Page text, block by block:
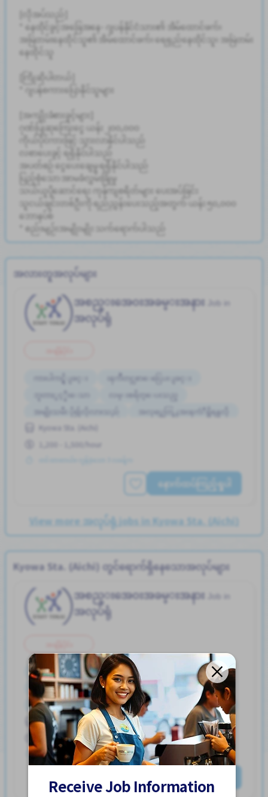
[လိုအပ်သည်]
* နေထိုင်ခွင့်အခြေအနေ- ဂျပန်နိုင်ငံသား၏ အိမ်ထောင်ဖက်၊
အမြဲတမ်းနေထိုင်သူ၏ အိမ်ထောင်ဖက်၊ ရေရှည်နေထိုင်သူ၊ အမြဲတမ်း
နေထိုင်သူ
[ကြိုဆိုပါတယ်]
* ဂျပန်စကားပြောနိုင်သူများ
[အကျိုးခံစားခွင့်များ]
ဂုဏ်ပြုဆုကြေးငွေ ယန်း ၂၀၀,၀၀၀
ကိုယ်ပိုင်ကားဖြင့် သွားလာနိုင်ပါသည်
လစာပေးခွင့် ရရှိနိုင်ပါသည်
အပတ်စဉ် ငွေပေးချေမှု ရရှိနိုင်ပါသည်
ပြည့်စုံသော အာမခံလွှမ်းခြုံမှု
သယ်ယူပို့ဆောင်ရေး ကုန်ကျစရိတ်များ ပေးအပ်ခြင်း
သူငယ်ချင်းတစ်ဦးကို ရည်ညွှန်းပေးသည့်အတွက် ယန်း ၅၀,၀၀၀
ဘောနပ်စ်
* စည်းမျဉ်းအမျိုးမျိုး သက်ရောက်ပါသည်
အလားတူအလုပ်များ
အစည္းအေ၀းအခမ္းအနား
အလုပ်ရုံ
ကားပါကင္ရွိျခင္း
ၾကိဳတင္လစာေငြေပးျခင္း
ဘူတာႏွင့္နီးေသာ
လမ္းစရိတ္ေပးသည္
အမျိုးသမီး ပို၍လိုလားသည်
အလုပ္အေတြ႕အၾကံဳရွိရန္မလို
ႏိုင္ငံျခားသားအလုပ္
Kyowa Sta. (Aichi)
1,200 - 1,500/hour
နောက်ထပ်ကြည့်ရှုပါ
View more အလုပ်ရုံ jobs in Kyowa Sta. (Aichi)
Kyowa Sta. (Aichi) တွင်ရောက်ရှိနေသောအလုပ်များ
အစည္းအေ၀းအခမ္းအနား
အလုပ်ရုံ
ကားပါကင္ရွိျခင္း
ၾကိဳတင္လစာေငြေပးျခင္း
ဘူတာႏွင့္နီးေသာ
လမ္းစရိတ္ေပးသည္
အမျိုးသမီး ပို၍လိုလားသည်
အလုပ္အေတြ႕အၾကံဳရွိရန္မလို
ႏိုင္ငံျခားသားအလုပ္
Kyowa Sta. (Aichi)
1,200 - 1,500/hour
တင်ထားတယ်။ လွန်ခဲ့သော 3 လခန့်က
Receive Job Information